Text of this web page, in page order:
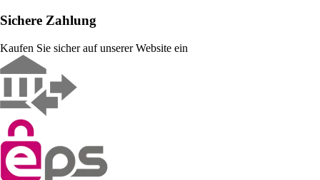
Sichere Zahlung
Kaufen Sie sicher auf unserer Website ein